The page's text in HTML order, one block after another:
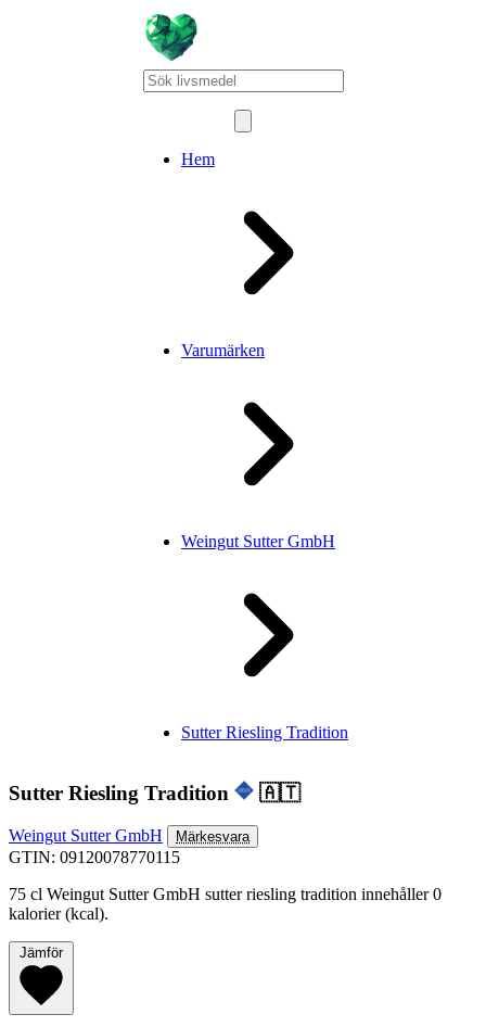
Hem
Varumärken
Weingut Sutter GmbH
Sutter Riesling Tradition
Sutter Riesling Tradition 🇦🇹
Weingut Sutter GmbH Märkesvara
GTIN: 09120078770115
75 cl Weingut Sutter GmbH sutter riesling tradition innehåller 0
kalorier (kcal).
Jämför